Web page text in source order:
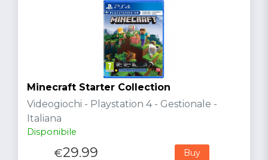
Minecraft Starter Collection
Videogiochi - Playstation 4 - Gestionale -
Italiana
Disponibile
€29.99 Buy